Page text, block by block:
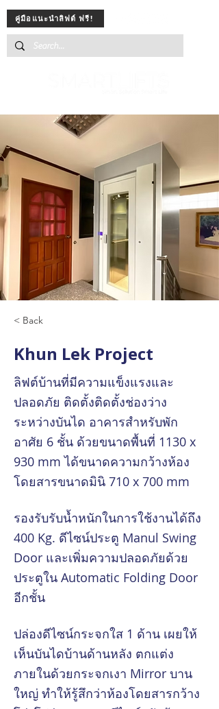
คู่มือแนะนำลิฟต์ ฟรี!
< Back
Khun Lek Project
ลิฟต์บ้านที่มีความแข็งแรงและ
ปลอดภัย ติดตั้งติดตั้งช่องว่าง
ระหว่างบันได อาคารสำหรับพัก
อาศัย 6 ชั้น ด้วยขนาดพื้นที่ 1130 x
930 mm ได้ขนาดความกว้างห้อง
โดยสารขนาดมินิ 710 x 700 mm
รองรับรับน้ำหนักในการใช้งานได้ถึง
400 Kg. ดีไซน์ประตู Manul Swing
Door และเพิ่มความปลอดภัยด้วย
ประตูใน Automatic Folding Door
อีกชั้น
ปล่องดีไซน์กระจกใส 1 ด้าน เผยให้
เห็นบันไดบ้านด้านหลัง ตกแต่ง
ภายในด้วยกระจกเงา Mirror บาน
ใหญ่ ทำให้รู้สึกว่าห้องโดยสารกว้าง